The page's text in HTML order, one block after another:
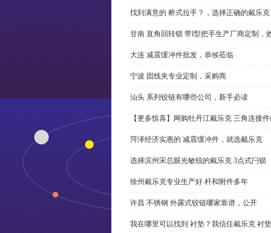
找到满意的 桥式拉手？，选择正确的戴乐克
甘南 直角回转锁 带l型把手生产厂商定制，
大连 减震缓冲件批发，恭候莅临
宁波 固线夹专业定制，采购商
汕头 系列铰链有哪些公司，新手必读
【更多惊喜】网购牡丹江戴乐克 三角连接
菏泽经济实惠的 减震缓冲件，就选戴乐克
选择滨州宋总眼光敏锐的戴乐克 3点式闩锁
徐州戴乐克专业生产好 杆和附件多年
许昌 不锈钢 外露式铰链哪家靠谱，公开
我在哪里可以找到 衬垫？我信任戴乐克 衬